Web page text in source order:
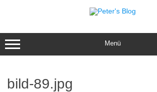
Menü
bild-89.jpg